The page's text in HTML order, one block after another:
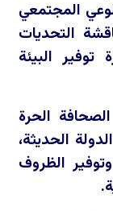
المجتمعي
التحديات
البيئة
الحرة
الحديثة،
الظروف